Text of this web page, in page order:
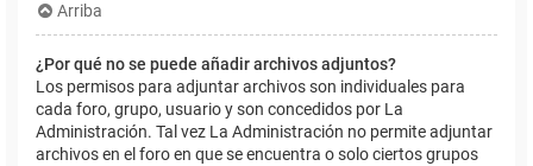
Arriba
¿Por qué no se puede añadir archivos adjuntos?
Los permisos para adjuntar archivos son individuales para
cada foro, grupo, usuario y son concedidos por La
Administración. Tal vez La Administración no permite adjuntar
archivos en el foro en que se encuentra o solo ciertos grupos